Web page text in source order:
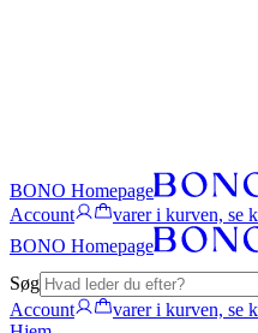
BONO Homepage
Account
varer i kurven, se
BONO Homepage
Søg
Account
varer i kurven, se